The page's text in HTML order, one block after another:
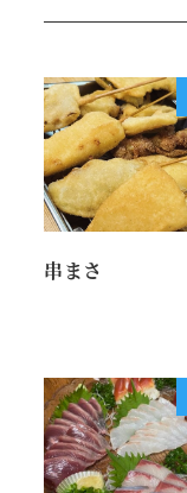
串まさ